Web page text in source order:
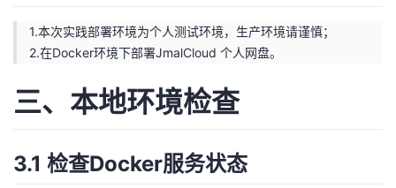
1.本次实践部署环境为个人测试环境，生产环境请谨慎；
2.在Docker环境下部署JmalCloud 个人网盘。
三、本地环境检查
3.1 检查Docker服务状态